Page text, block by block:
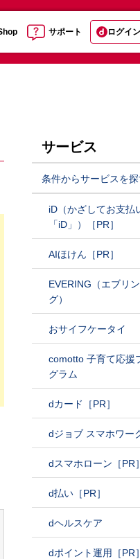
サポート ログイ
サービス
条件からサービスを探
iD（かざしてお支払
「iD」）［PR］
AIほけん［PR］
EVERING（エブリン
グ）
おサイフケータイ
comotto 子育て応援
グラム
dカード［PR］
dジョブ スマホワー
dスマホローン［PR］
d払い［PR］
dヘルスケア
dポイント運用［PR］